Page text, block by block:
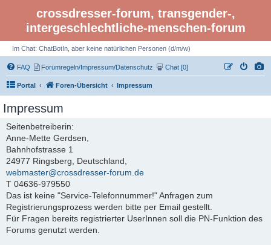
crossdresser-forum, transgender-,
intergeschlechtliche-menschen-forum
Im Chat: ChatBotIn, aber keine natürlichen Personen (d/m/w)
FAQ Forumregeln/Impressum/Datenschutz Chat [0]
Portal Foren-Übersicht Impressum
Impressum
Seitenbetreiberin:
Anne-Mette Gerdsen,
Bahnhofstrasse 1
24977 Ringsberg, Deutschland,
webmaster@crossdresser-forum.de
T 04636-979550
Das ist keine "Service-Telefonnummer!" Anfragen zum
Registrierungsprozess werden bitte per Email gestellt.
Für Fragen bereits registrierter UserInnen soll die PN-Funktion des
Forums genutzt werden.